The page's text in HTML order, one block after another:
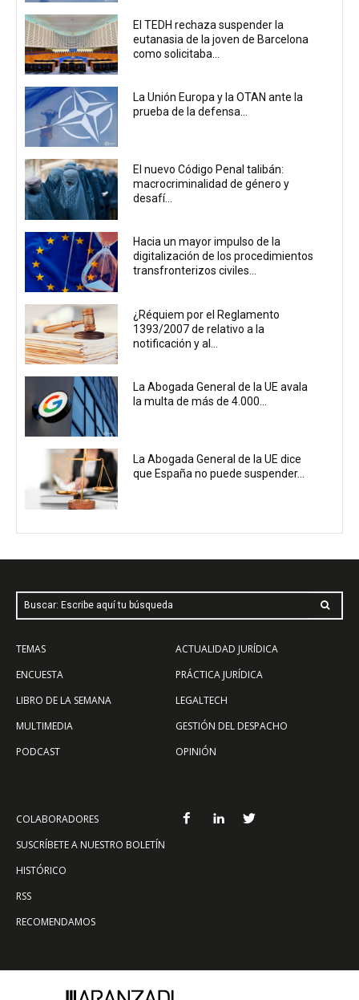
El TEDH rechaza suspender la
eutanasia de la joven de Barcelona
como solicitaba...
La Unión Europa y la OTAN ante la
prueba de la defensa...
El nuevo Código Penal talibán:
macrocriminalidad de género y
desafí...
Hacia un mayor impulso de la
digitalización de los procedimientos
transfronterizos civiles...
¿Réquiem por el Reglamento
1393/2007 de relativo a la
notificación y al...
La Abogada General de la UE avala
la multa de más de 4.000...
La Abogada General de la UE dice
que España no puede suspender...
Buscar: Escribe aquí tu búsqueda
TEMAS
ENCUESTA
LIBRO DE LA SEMANA
MULTIMEDIA
PODCAST
ACTUALIDAD JURÍDICA
PRÁCTICA JURÍDICA
LEGALTECH
GESTIÓN DEL DESPACHO
OPINIÓN
COLABORADORES
SUSCRÍBETE A NUESTRO BOLETÍN
HISTÓRICO
RSS
RECOMENDAMOS